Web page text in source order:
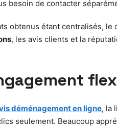
besoin de contacter
obtenus étant centralisés,
, les avis clients et la
déménagement en ligne, la
seulement. Beaucoup